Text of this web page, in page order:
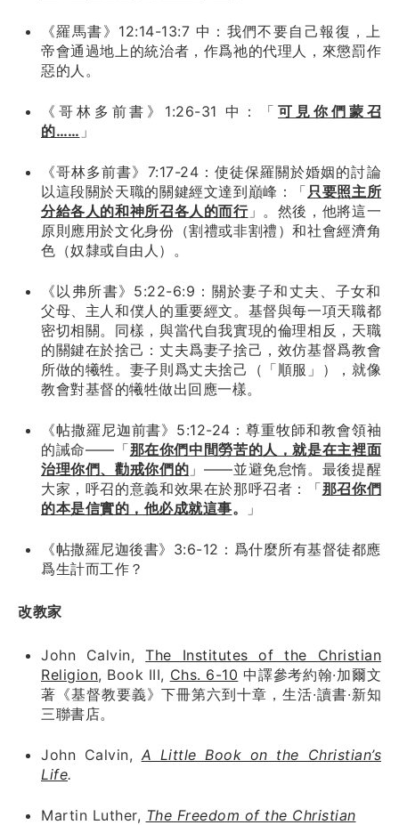
《羅馬書》12:14-13:7 中：我們不要自己報復，上
帝會通過地上的統治者，作爲祂的代理人，來懲罰作
惡的人。
《哥林多前書》1:26-31 中：「可見你們蒙召
的…… 」
《哥林多前書》7:17-24：使徒保羅關於婚姻的討論
以這段關於天職的關鍵經文達到巔峰：「 只要照主所
分給各人的和神所召各人的而行」。然後，他將這一
原則應用於文化身份（割禮或非割禮）和社會經濟角
色（奴隸或自由人）。
《以弗所書》5:22-6:9：關於妻子和丈夫、子女和
父母、主人和僕人的重要經文。基督與每一項天職都
密切相關。同樣，與當代自我實現的倫理相反，天職
的關鍵在於捨己：丈夫爲妻子捨己，效仿基督爲教會
所做的犧牲。妻子則爲丈夫捨己（「順服」），就像
教會對基督的犧牲做出回應一樣。
《帖撒羅尼迦前書》5:12-24：尊重牧師和教會領袖
的誡命——「那在你們中間勞苦的人，就是在主裡面
治理你們、勸戒你們的 」——並避免怠惰。最後提醒
大家，呼召的意義和效果在於那呼召者：「那召你們
的本是信實的，他必成就這事。 」
《帖撒羅尼迦後書》3:6-12：爲什麼所有基督徒都應
爲生計而工作？
改教家
John Calvin,The Institutes of the Christian
Religion, Book III, Chs. 6-10 中譯參考約翰·加爾文
著 《基督教要義》下冊第六到十章， 生活·讀書·新知
三聯書店。
John Calvin, A Little Book on the Christian’s
Life.
Martin Luther, The Freedom of the Christian